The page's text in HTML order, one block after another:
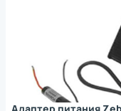
Адаптер питания